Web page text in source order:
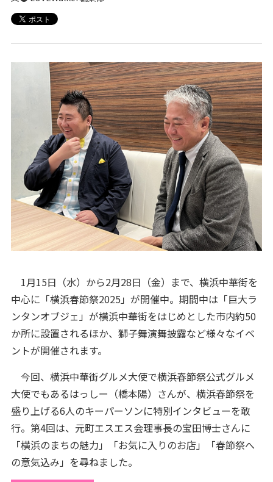
1月15日（水）から2月28日（金）まで、横浜中華街を
中心に「横浜春節祭2025」が開催中。期間中は「巨大ラ
ンタンオブジェ」が横浜中華街をはじめとした市内約50
か所に設置されるほか、獅子舞演舞披露など様々なイベ
ントが開催されます。
今回、横浜中華街グルメ大使で横浜春節祭公式グルメ
大使でもあるはっしー（橋本陽）さんが、横浜春節祭を
盛り上げる6人のキーパーソンに特別インタビューを敢
行。第4回は、元町エスエス会理事長の宝田博士さんに
「横浜のまちの魅力」「お気に入りのお店」「春節祭へ
の意気込み」を尋ねました。